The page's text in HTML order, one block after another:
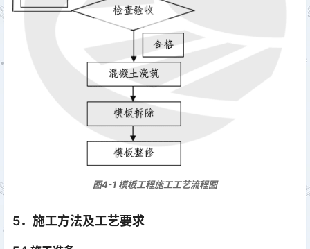
图4-1 模板工程施工工艺流程图
5．施工方法及工艺要求